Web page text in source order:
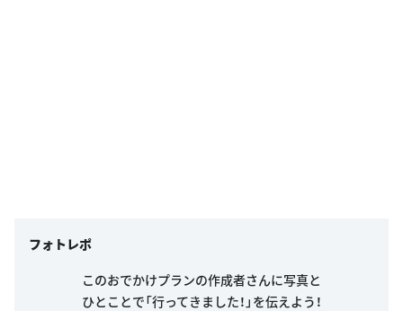
フォトレポ
このおでかけプランの作成者さんに写真と
ひとことで「行ってきました！」を伝えよう！